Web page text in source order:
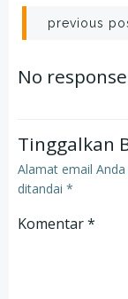
Post
previous
No
Tinggalkan
Alamat email
ditandai *
Komentar*